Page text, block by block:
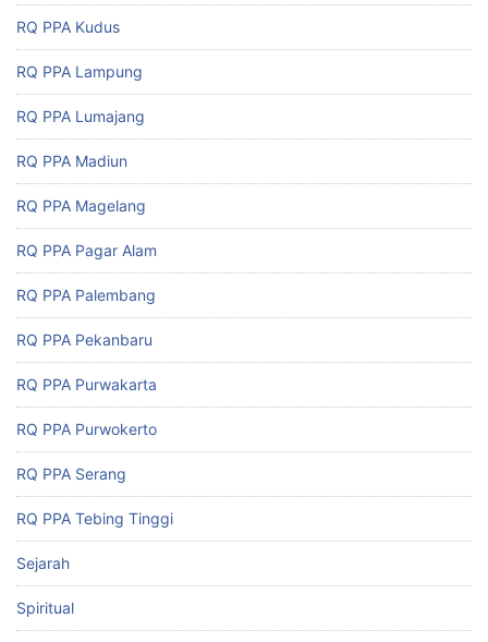
RQ PPA Kudus
RQ PPA Lampung
RQ PPA Lumajang
RQ PPA Madiun
RQ PPA Magelang
RQ PPA Pagar Alam
RQ PPA Palembang
RQ PPA Pekanbaru
RQ PPA Purwakarta
RQ PPA Purwokerto
RQ PPA Serang
RQ PPA Tebing Tinggi
Sejarah
Spiritual